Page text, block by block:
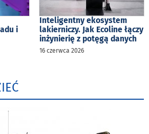
i
Inteligentny ekosystem
lakierniczy. Jak Ecoline łączy
inżynierię z potęgą danych
16 czerwca 2026